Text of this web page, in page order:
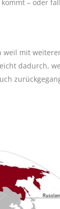
– oder
weil mit
dadurch,